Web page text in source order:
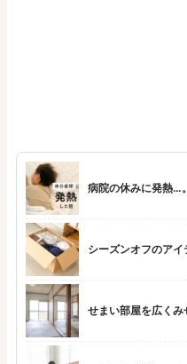
病院の休みに発熱…
シーズンオフのア
せまい部屋を広く